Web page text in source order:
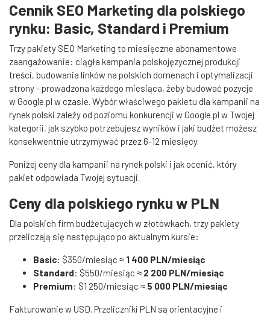
Cennik SEO Marketing dla polskiego
rynku: Basic, Standard i Premium
Trzy pakiety SEO Marketing to miesięczne abonamentowe
zaangażowanie: ciągła kampania polskojęzycznej produkcji
treści, budowania linków na polskich domenach i optymalizacji
strony - prowadzona każdego miesiąca, żeby budować pozycje
w Google.pl w czasie. Wybór właściwego pakietu dla kampanii na
rynek polski zależy od poziomu konkurencji w Google.pl w Twojej
kategorii, jak szybko potrzebujesz wyników i jaki budżet możesz
konsekwentnie utrzymywać przez 6-12 miesięcy.
Poniżej ceny dla kampanii na rynek polski i jak ocenić, który
pakiet odpowiada Twojej sytuacji.
Ceny dla polskiego rynku w PLN
Dla polskich firm budżetujących w złotówkach, trzy pakiety
przeliczają się następująco po aktualnym kursie:
Basic: $350/miesiąc ≈ 1 400 PLN/miesiąc
Standard: $550/miesiąc ≈ 2 200 PLN/miesiąc
Premium: $1 250/miesiąc ≈ 5 000 PLN/miesiąc
Fakturowanie w USD. Przeliczniki PLN są orientacyjne i